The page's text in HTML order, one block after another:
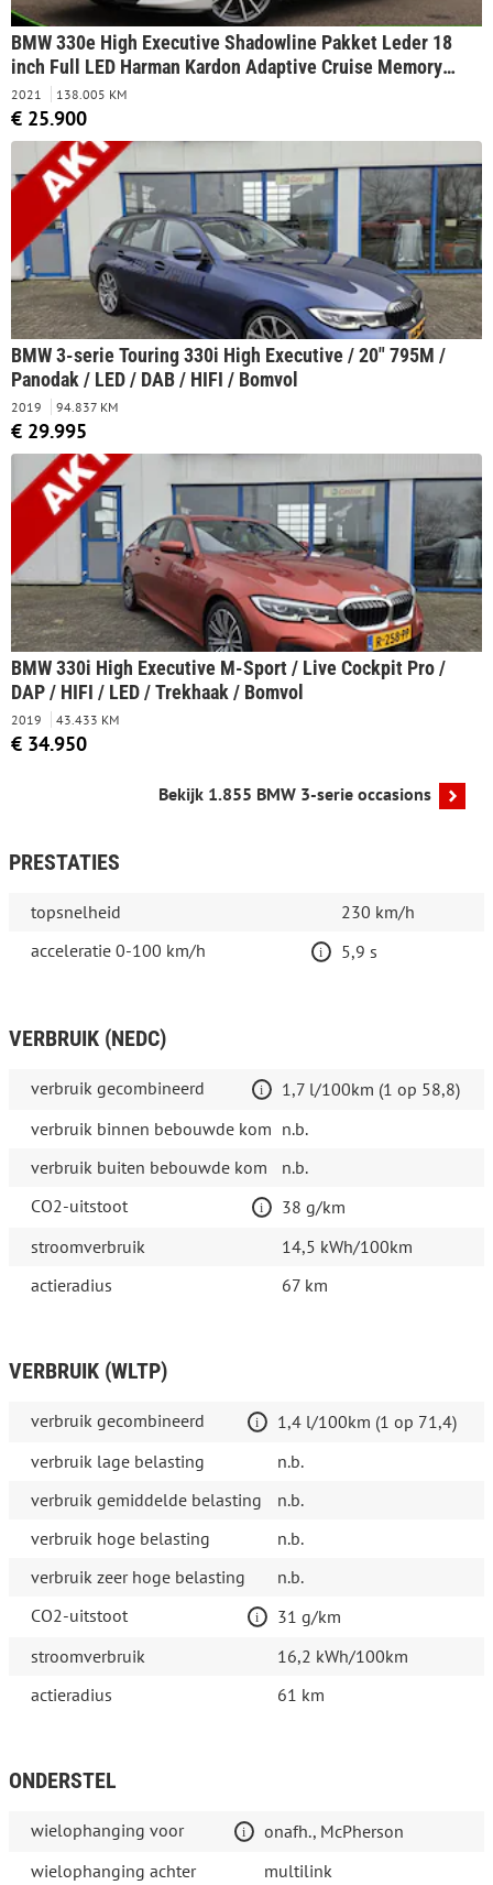
BMW 330e High Executive Shadowline Pakket Leder 18
inch Full LED Harman Kardon Adaptive Cruise Memory
Stoelen
2021 138.005 KM
€ 25.900
BMW 3-serie Touring 330i High Executive / 20" 795M /
Panodak / LED / DAB / HIFI / Bomvol
2019 94.837 KM
€ 29.995
BMW 330i High Executive M-Sport / Live Cockpit Pro /
DAP / HIFI / LED / Trekhaak / Bomvol
2019 43.433 KM
€ 34.950
Bekijk 1.855 BMW 3-serie occasions
PRESTATIES
topsnelheid
230 km/h
acceleratie 0-100 km/h
5,9 s
VERBRUIK (NEDC)
verbruik gecombineerd
1,7 l/100km (1 op 58,8)
verbruik binnen bebouwde kom n.b.
verbruik buiten bebouwde kom
n.b.
CO2-uitstoot
38 g/km
stroomverbruik
14,5 kWh/100km
actieradius
67 km
VERBRUIK (WLTP)
verbruik gecombineerd
1,4 l/100km (1 op 71,4)
verbruik lage belasting
n.b.
verbruik gemiddelde belasting
n.b.
verbruik hoge belasting
n.b.
verbruik zeer hoge belasting
n.b.
CO2-uitstoot
31 g/km
stroomverbruik
16,2 kWh/100km
actieradius
61 km
ONDERSTEL
wielophanging voor
onafh., McPherson
wielophanging achter
multilink